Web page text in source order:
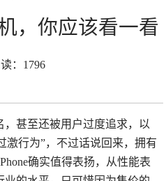
，你应该看一看
：1796
甚至还被用户过度追求，以
激行为”，不过话说回来，拥有
确实值得表扬，从性能表